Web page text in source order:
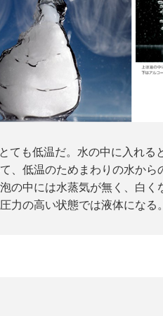
ても低温だ。水の中に入れ
、低温のためまわりの水か
の中には水蒸気が無く、白
力の高い状態では液体になる。